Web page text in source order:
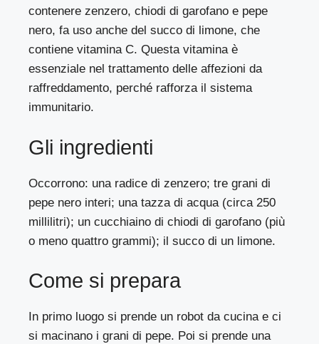
contenere zenzero, chiodi di garofano e pepe
nero, fa uso anche del succo di limone, che
contiene vitamina C. Questa vitamina è
essenziale nel trattamento delle affezioni da
raffreddamento, perché rafforza il sistema
immunitario.
Gli ingredienti
Occorrono: una radice di zenzero; tre grani di
pepe nero interi; una tazza di acqua (circa 250
millilitri); un cucchiaino di chiodi di garofano (più
o meno quattro grammi); il succo di un limone.
Come si prepara
In primo luogo si prende un robot da cucina e ci
si macinano i grani di pepe. Poi si prende una